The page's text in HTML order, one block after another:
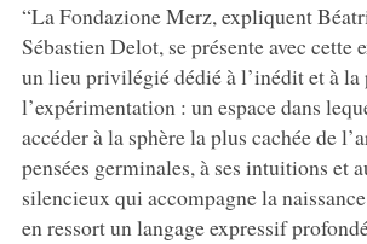
“La Fondazione Merz, expliquent
Sébastien Delot, se présente avec cette
un lieu privilégié dédié à l’inédit et à la
l’expérimentation : un espace dans
accéder à la sphère la plus cachée de
pensées germinales, à ses intuitions et
silencieux qui accompagne la
en ressort un langage expressif